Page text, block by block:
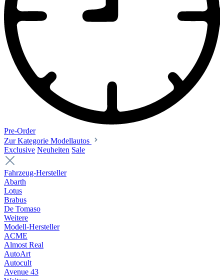
Pre-Order
Zur Kategorie Modellautos
Exclusive Neuheiten Sale
Fahrzeug-Hersteller
Abarth
Lotus
Brabus
De Tomaso
Weitere
Modell-Hersteller
ACME
Almost Real
AutoArt
Autocult
Avenue 43